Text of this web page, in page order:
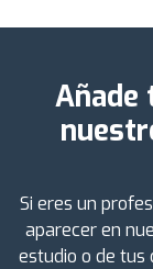
Añade
Si eres un
aparecer en
estudio o de